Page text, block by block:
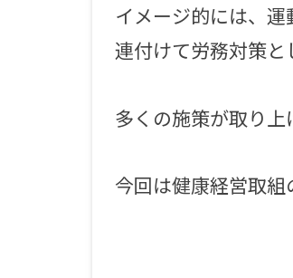
イメージ的には、
連付けて労務対策と
多くの施策が取り上
今回は健康経営取組